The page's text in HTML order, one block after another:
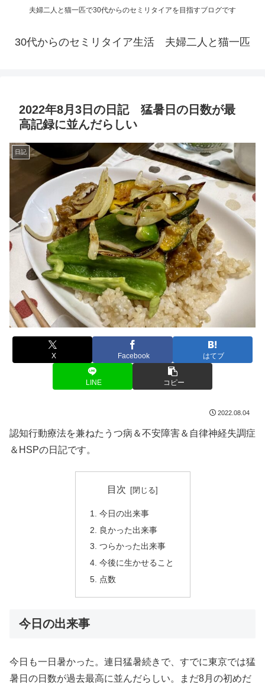
夫婦二人と猫一匹で30代からのセミリタイアを目指すブログです
30代からのセミリタイア生活 夫婦二人と猫一匹
2022年8月3日の日記 猛暑日の日数が最
高記録に並んだらしい
日記
X Facebook はてブ
LINE コピー
2022.08.04
認知行動療法を兼ねたうつ病＆不安障害＆自律神経失調症
＆HSPの日記です。
目次
今日の出来事
良かった出来事
つらかった出来事
今後に生かせること
点数
今日の出来事
今日も一日暑かった。連日猛暑続きで、すでに東京では猛
暑日の日数が過去最高に並んだらしい。まだ8月の初めだ